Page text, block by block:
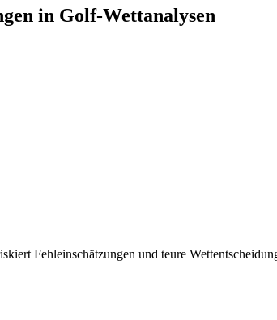
in Golf-Wettanalysen
Fehleinschätzungen und teure